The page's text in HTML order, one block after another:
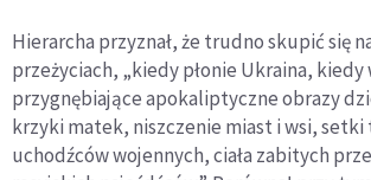
Hierarcha przyznał, że trudno skupić się
przeżyciach, „kiedy płonie Ukraina, kiedy
przygnębiające apokaliptyczne obrazy
krzyki matek, niszczenie miast i wsi, setki
uchodźców wojennych, ciała zabitych